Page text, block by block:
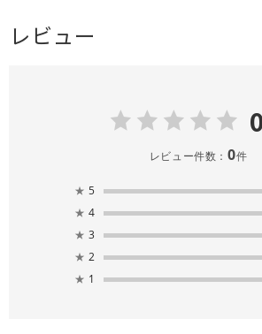
レビュー
レビュー件数： 0件
★ 5
★ 4
★ 3
★ 2
★ 1